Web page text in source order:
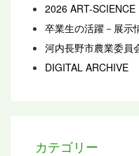
2026 ART-
卒業生の活躍－展示
河内長野市農業委員
DIGITAL ARCHIVE
カテゴリー